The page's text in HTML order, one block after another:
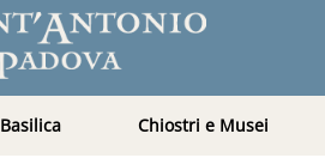
Basilica Chiostri e Musei